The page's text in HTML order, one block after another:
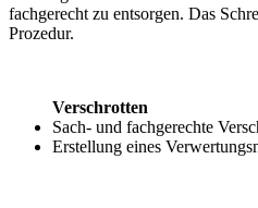
fachgerecht zu entsorgen. Das
Prozedur.
Verschrotten
Sach- und fachgerechte
Erstellung eines